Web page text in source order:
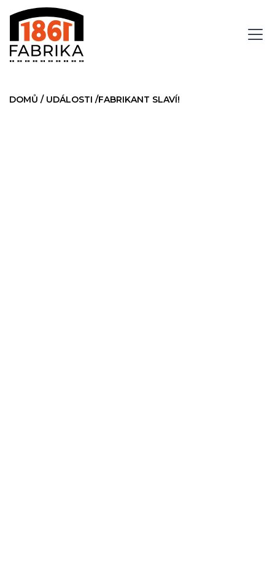
DOMŮ / UDÁLOSTI /FABRIKANT SLAVÍ!